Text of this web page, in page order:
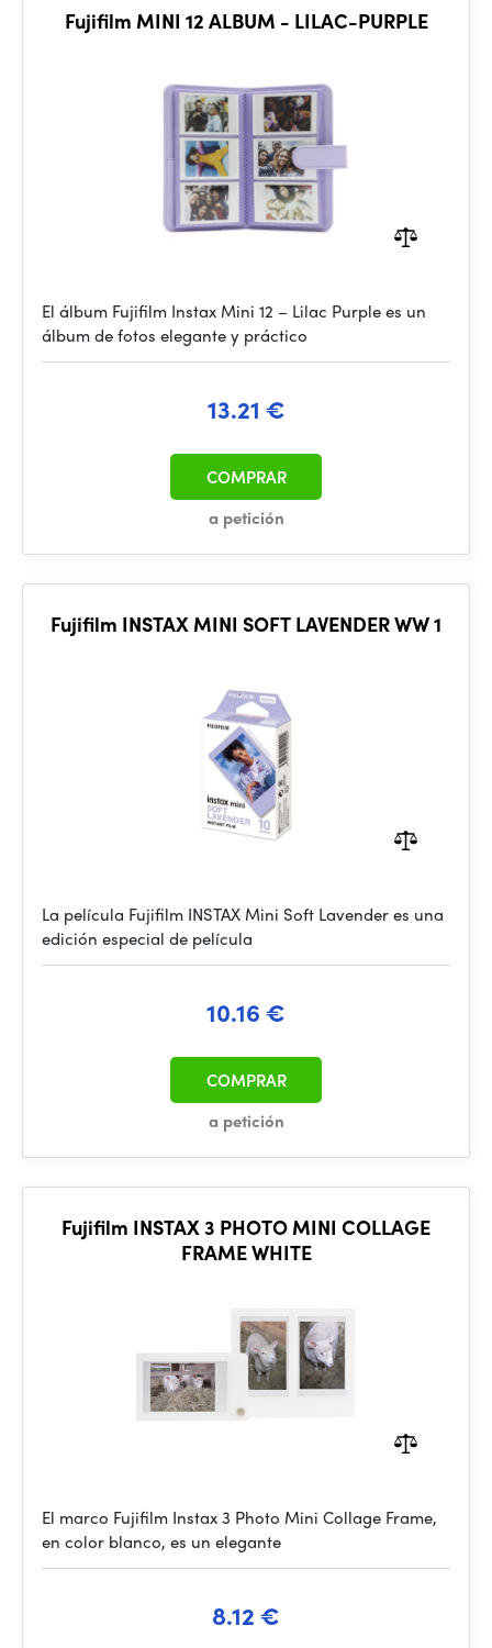
Fujifilm MINI 12 ALBUM - LILAC-PURPLE
El álbum Fujifilm Instax Mini 12 – Lilac Purple es un
álbum de fotos elegante y práctico
13.21 €
a petición
COMPRAR
Fujifilm INSTAX MINI SOFT LAVENDER WW 1
La película Fujifilm INSTAX Mini Soft Lavender es una
edición especial de película
10.16 €
a petición
COMPRAR
Fujifilm INSTAX 3 PHOTO MINI COLLAGE
FRAME WHITE
El marco Fujifilm Instax 3 Photo Mini Collage Frame,
en color blanco, es un elegante
8.12 €